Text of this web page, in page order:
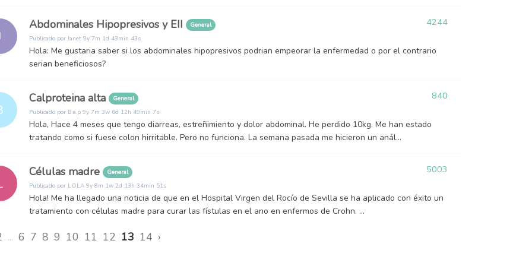
Abdominales Hipopresivos y EII
General
Publicado porJanet 9y 7m 1d 43min 43s
Hola: Me gustaria saber si los abdominales hipopresivos podrian empeorar la enfermedad o por el contrario
serian beneficiosos?
4244
Calproteina alta
General
Publicado por B.a.p 9y 7m 3w 6d 12h 49min 7s
Hola, Hace 4 meses que tengo diarreas, estreñimiento y dolor abdominal. He perdido 10kg. Me han estado
tratando como si fuese colon hirritable. Pero no funciona. La semana pasada me hicieron un anál...
840
Células madre
General
Publicado por LOLA 9y 8m 1w 2d 13h 34min 51s
Hola! Me ha llegado una noticia de que en el Hospital Virgen del Rocío de Sevilla se ha aplicado con éxito un
tratamiento con células madre para curar las fístulas en el ano en enfermos de Crohn. ...
5003
... 6 7 8 9 10 11 12 13 14 ›